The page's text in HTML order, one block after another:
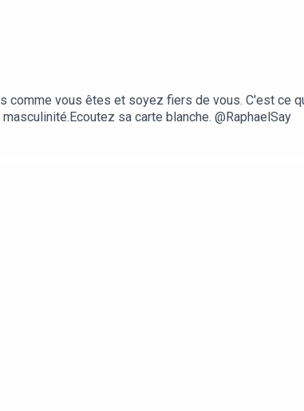
comme vous êtes et soyez fiers de vous. C'est ce
sa carte blanche. @RaphaelSay